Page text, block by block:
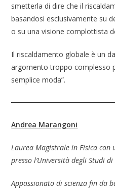
smetterla di dire che il
basandosi esclusivamente su
o su una visione complottista
Il riscaldamento globale è un
argomento troppo complesso
semplice moda”.
Andrea Marangoni
Laurea Magistrale in Fisica
presso l’Università degli Studi di
Appassionato di scienza fin da